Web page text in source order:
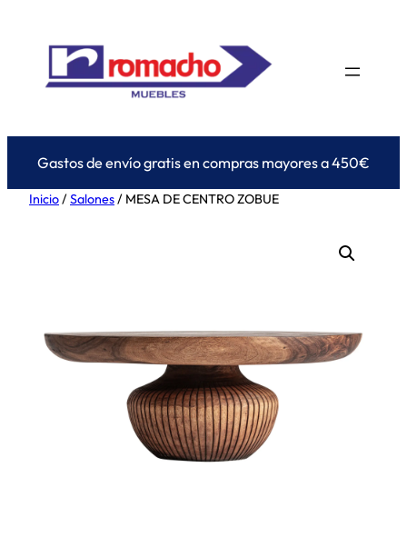
contenido
Gastos de envío gratis en compras mayores a 450€
Inicio/Salones/ MESA DE CENTRO ZOBUE